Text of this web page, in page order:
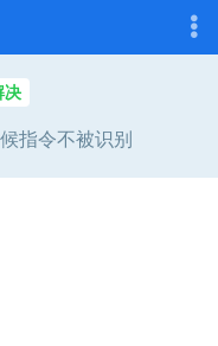
决
指令不被识别